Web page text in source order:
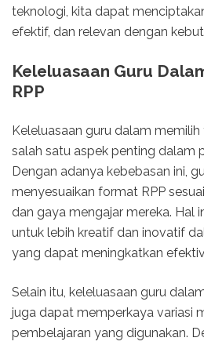
teknologi, kita dapat
efektif, dan relevan dengan
Keleluasaan Guru
RPP
Keleluasaan guru dalam
salah satu aspek penting dalam
Dengan adanya kebebasan ini,
menyesuaikan format RPP
dan gaya mengajar mereka. Hal
untuk lebih kreatif dan inovatif
yang dapat meningkatkan
Selain itu, keleluasaan guru
juga dapat memperkaya variasi
pembelajaran yang digunakan.